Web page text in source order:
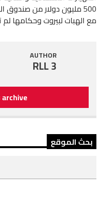
500 مليون دولار من
مع الهبات لبيروت وحكامها
AUTHOR
RLL 3
بحث الموقع